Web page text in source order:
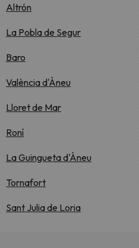
Altrón
La Pobla de Segur
Baro
València d'Àneu
Lloret de Mar
Roní
La Guingueta d'Àneu
Tornafort
Sant Julia de Loria